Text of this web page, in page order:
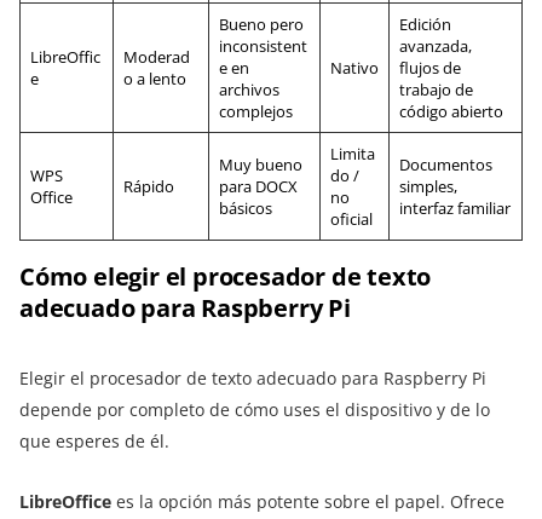
LibreOffic
e
Moderad
o a lento
Bueno pero
inconsistent
e en
archivos
complejos
Nativo
Edición
avanzada,
flujos de
trabajo de
código abierto
WPS
Office
Rápido
Muy bueno
para DOCX
básicos
Limita
do /
no
oficial
Documentos
simples,
interfaz familiar
Cómo elegir el procesador de texto
adecuado para Raspberry Pi
Elegir el procesador de texto adecuado para Raspberry Pi
depende por completo de cómo uses el dispositivo y de lo
que esperes de él.
LibreOffice es la opción más potente sobre el papel. Ofrece